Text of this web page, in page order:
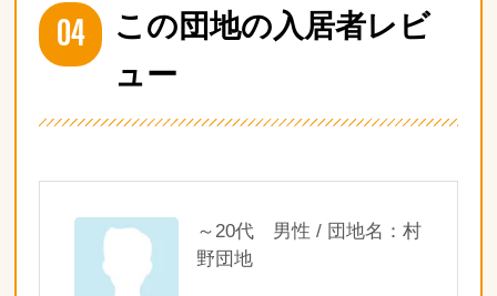
04
この団地の入居者レビ
ュー
～20代 男性 / 団地名：村
野団地